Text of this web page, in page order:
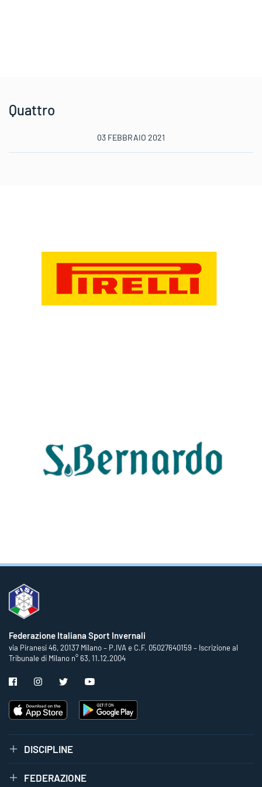
Quattro
03 FEBBRAIO 2021
Federazione Italiana Sport Invernali
via Piranesi 46, 20137 Milano – P.IVA e C.F. 05027640159 – Iscrizione al
Tribunale di Milano n° 63, 11.12.2004
DISCIPLINE
FEDERAZIONE